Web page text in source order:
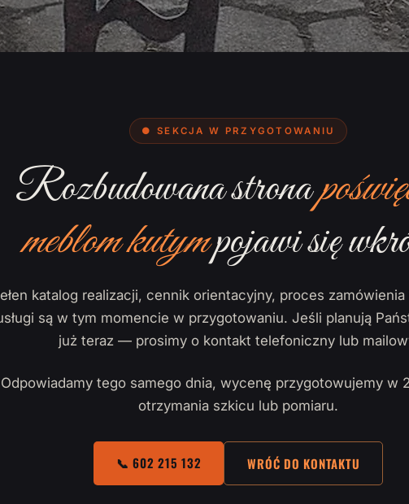
● SEKCJA W PRZYGOTOWANIU
Rozbudowana strona
meblom kutympojawi się
katalog realizacji, cennik orientacyjny, proces zamówienia
są w tym momencie w przygotowaniu. Jeśli planują
już teraz — prosimy o kontakt telefoniczny lub
Odpowiadamy tego samego dnia, wycenę przygotowujemy w
otrzymania szkicu lub pomiaru.
📞 602 215 132 WRÓĆ DO KONTAKTU